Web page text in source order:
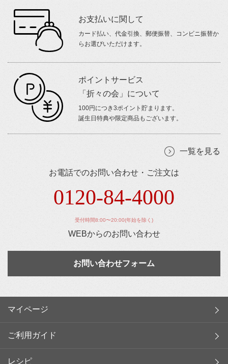
お支払いに関して
カード払い、代金引換、郵便振替、コンビニ振替か
らお選びいただけます。
ポイントサービス
「折々の会」について
100円につき3ポイント貯まります。
誕生日特典や限定商品もございます。
一覧を見る
お電話でのお問い合わせ・ご注文は
0120-84-4000
受付時間8:00〜20:00(年始を除く)
WEBからのお問い合わせ
お問い合わせフォーム
マイページ
ご利用ガイド
レシピ